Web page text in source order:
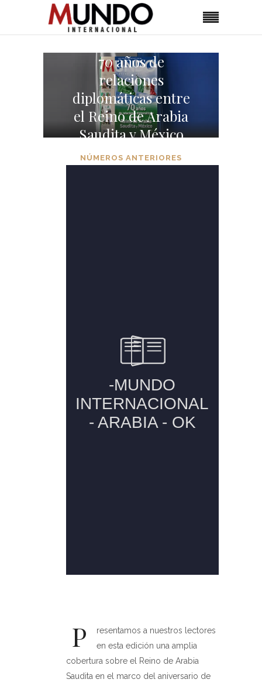
70 años de
relaciones
diplomáticas entre
el Reino de Arabia
Saudita y México
NÚMEROS ANTERIORES
P
resentamos a nuestros lectores
en esta edición una amplia
cobertura sobre el Reino de Arabia
Saudita en el marco del aniversario de